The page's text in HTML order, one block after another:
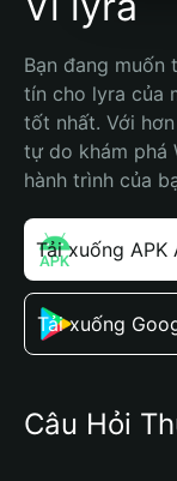
Bạn đang
tín cho lyra của
tốt nhất. Với
tự do khám phá
hành trình của
Tải xuống APK
Tải xuống
Câu Hỏi